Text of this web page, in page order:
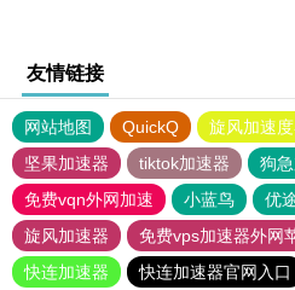
友情链接
网站地图 QuickQ 旋风加速
坚果加速器
tiktok加速器
狗
免费vqn外网加速
小蓝鸟 优
旋风加速器
免费vps加速器外网
快连加速器
快连加速器官网入口